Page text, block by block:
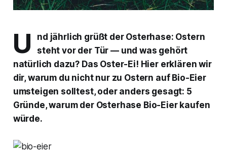
U
nd jährlich grüßt der Osterhase: Ostern
steht vor der Tür — und was gehört
natürlich dazu? Das Oster-Ei! Hier erklären wir
dir, warum du nicht nur zu Ostern auf Bio-Eier
umsteigen solltest, oder anders gesagt: 5
Gründe, warum der Osterhase Bio-Eier kaufen
würde.